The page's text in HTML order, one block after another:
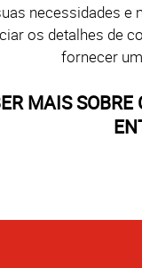
necessidades
os detalhes de
fornecer um
MAIS